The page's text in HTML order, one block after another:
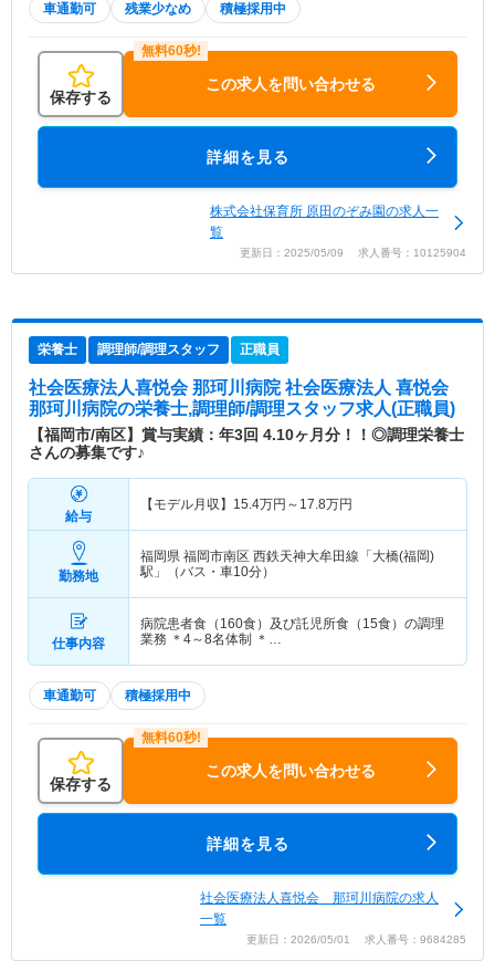
車通勤可 残業少なめ 積極採用中
保存する
この求人を問い合わせる
詳細を見る
株式会社保育所 原田のぞみ園の求人一
覧
更新日：2025/05/09 求人番号：10125904
栄養士 調理師/調理スタッフ 正職員
社会医療法人喜悦会 那珂川病院 社会医療法人 喜悦会
那珂川病院の栄養士,調理師/調理スタッフ求人(正職員)
【福岡市/南区】賞与実績：年3回 4.10ヶ月分！！◎調理栄養士
さんの募集です♪
給与
【モデル月収】 15.4万円～ 17.8万円
勤務地
福岡県 福岡市南区 西鉄天神大牟田線「大橋(福岡)
駅」（バス・車10分）
仕事内容
病院患者食（160食）及び託児所食（15食）の調理
業務 ＊4～8名体制 ＊…
車通勤可 積極採用中
保存する
この求人を問い合わせる
詳細を見る
社会医療法人喜悦会 那珂川病院の求人
一覧
更新日：2026/05/01 求人番号：9684285